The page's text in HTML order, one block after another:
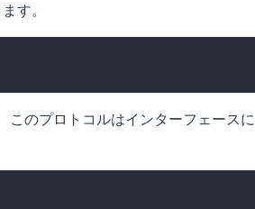
す。
このプロトコルはインターフェースに